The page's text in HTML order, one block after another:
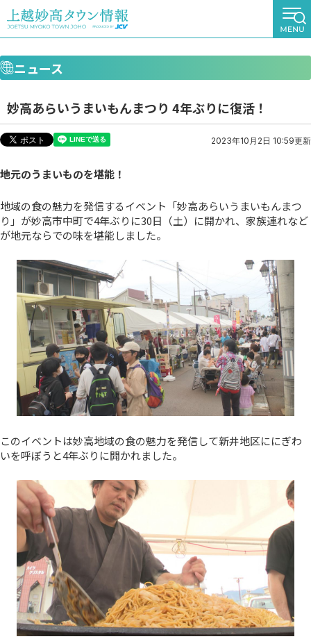
ニュース
妙高あらいうまいもんまつり 4年ぶりに復活！
2023年10月2日 10:59更新
地元のうまいものを堪能！
地域の食の魅力を発信するイベント「妙高あらいうまいもんまつ
り」が妙高市中町で4年ぶりに30日（土）に開かれ、家族連れなど
が地元ならでの味を堪能しました。
このイベントは妙高地域の食の魅力を発信して新井地区ににぎわ
いを呼ぼうと4年ぶりに開かれました。